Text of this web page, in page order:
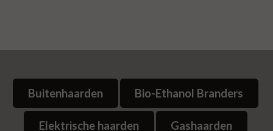
Buitenhaarden Bio-Ethanol Branders
Elektrische haarden Gashaarden